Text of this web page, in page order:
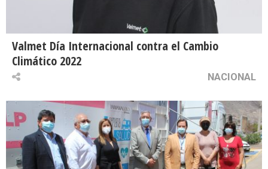
Valmet Día Internacional contra el Cambio
Climático 2022
NACIONAL